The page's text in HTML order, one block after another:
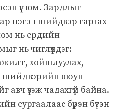
үг юм. Зардлыг
нэгэн шийдвэр гаргах
нь ердийн
нь чиглүүлдэг:
хойшлуулах,
шийдвэрийн оюун
авч үзэж чадахгүй байна.
сургаалаас бүрэн бүтэн